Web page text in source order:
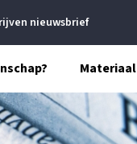
nieuwsbrief
Materiaal